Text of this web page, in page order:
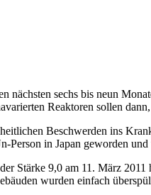
sechs bis neun
Reaktoren sollen
Beschwerden ins
in Japan geworden
Stärke 9,0 am 11. März
wurden einfach